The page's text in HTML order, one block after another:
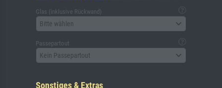
Glas (inklusive Rückwand)
Bitte wählen
Passepartout
Kein Passepartout
Sonstiges & Extras